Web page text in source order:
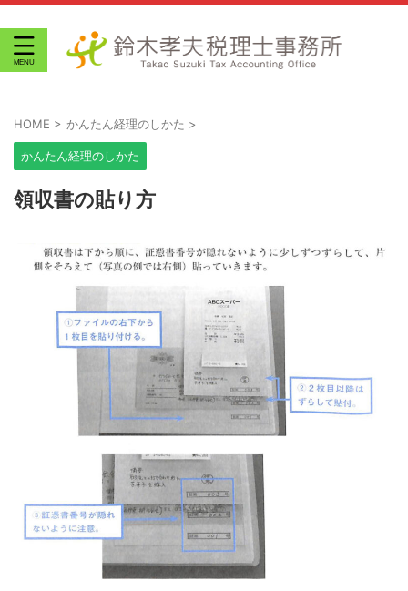
HOME > かんたん経理のしかた >
かんたん経理のしかた
領収書の貼り方